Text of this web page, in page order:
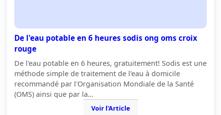
De l'eau potable en 6 heures sodis ong oms croix
rouge
De l'eau potable en 6 heures, gratuitement! Sodis est une
méthode simple de traitement de l'eau à domicile
recommandé par l'Organisation Mondiale de la Santé
(OMS) ainsi que par la…
Voir l'Article